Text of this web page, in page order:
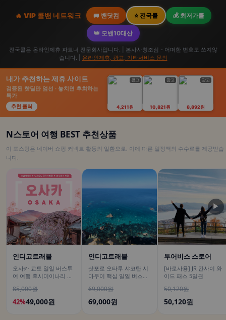
🔥 VIP 콜밴 네트워크 🚐 밴닷컴 ⭐ 전국콜 💰 최저가콜
👑 모밴10대산
전국콜은 온라인제휴 파트너 전문회사입니다. | 본사사칭조심 - 어떠한 번호도 쓰지않
습니다. |
온라인제휴, 광고, 기타서비스 문의
내가 추천하는 제휴 사이트
검증된 핫딜만 엄선 · 놓치면 후회하는
특가
추천 클릭
광고
4,211원
광고
10,821원
광고
8,892원
N스토어 여행 BEST 추천상품
이 포스팅은 네이버 쇼핑 커넥트 활동의 일환으로, 이에 따른 일정액의 수수료를 제공받습
니다.
인디고트래블
오사카 교토 일일 버스투
어 여행 후시미이나리 아
철학의길
85,000원
42%49,000원
인디고트래블
삿포로 오타루 샤코탄 시
마무이 핵심 일일 버스투
69,000원
69,000원
투어비스 스토어
[바로사용] JR 간사이 와
이드 패스 5일권
50,120원
50,120원
▶